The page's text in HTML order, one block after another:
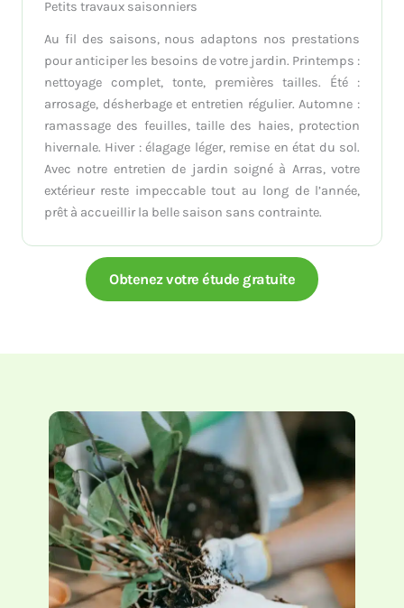
Petits travaux saisonniers
Au fil des saisons, nous adaptons nos prestations
pour anticiper les besoins de votre jardin. Printemps :
nettoyage complet, tonte, premières tailles. Été :
arrosage, désherbage et entretien régulier. Automne :
ramassage des feuilles, taille des haies, protection
hivernale. Hiver : élagage léger, remise en état du sol.
Avec notre entretien de jardin soigné à Arras, votre
extérieur reste impeccable tout au long de l’année,
prêt à accueillir la belle saison sans contrainte.
Obtenez votre étude gratuite